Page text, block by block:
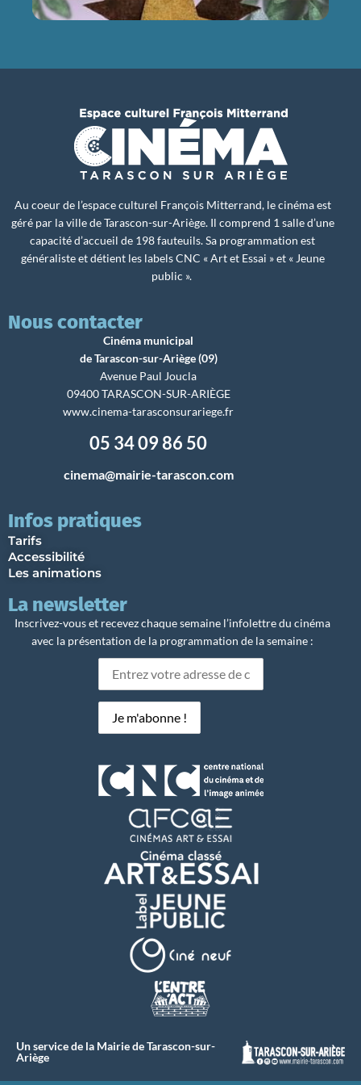
Au coeur de l’espace culturel François Mitterrand, le cinéma est
géré par la ville de Tarascon-sur-Ariège. Il comprend 1 salle d’une
capacité d’accueil de 198 fauteuils. Sa programmation est
généraliste et détient les labels CNC « Art et Essai » et « Jeune
public ».
Nous contacter
Cinéma municipal
de Tarascon-sur-Ariège (09)
Avenue Paul Joucla
09400 TARASCON-SUR-ARIÈGE
www.cinema-tarasconsurariege.fr
05 34 09 86 50
cinema@mairie-tarascon.com
Infos pratiques
Tarifs
Accessibilité
Les animations
La newsletter
Inscrivez-vous et recevez chaque semaine l’infolettre du cinéma
avec la présentation de la programmation de la semaine :
Un service de la Mairie de Tarascon-sur-
Ariège